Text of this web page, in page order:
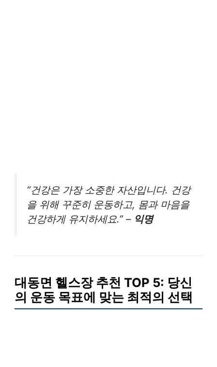
“건강은 가장 소중한 자산입니다. 건강
을 위해 꾸준히 운동하고, 몸과 마음을
건강하게 유지하세요.” – 익명
대동면 헬스장 추천 TOP 5: 당신
의 운동 목표에 맞는 최적의 선택